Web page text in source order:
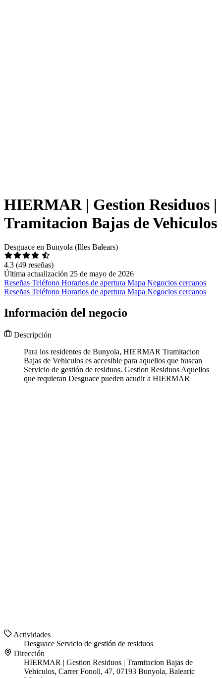
HIERMAR | Gestion Residuos |
Tramitacion Bajas de Vehiculos
Desguace en Bunyola (Illes Balears)
4.3 (49 reseñas)
Última actualización 25 de mayo de 2026
Reseñas Teléfono Horarios de apertura Mapa Negocios cercanos
Reseñas Teléfono Horarios de apertura Mapa Negocios cercanos
Información del negocio
Descripción
Para los residentes de Bunyola, HIERMAR Tramitacion
Bajas de Vehiculos es accesible para aquellos que buscan
Servicio de gestión de residuos. Gestion Residuos Aquellos
que requieran Desguace pueden acudir a HIERMAR
Actividades
Desguace Servicio de gestión de residuos
Dirección
HIERMAR | Gestion Residuos | Tramitacion Bajas de
Vehiculos, Carrer Fonoll, 47, 07193 Bunyola, Balearic